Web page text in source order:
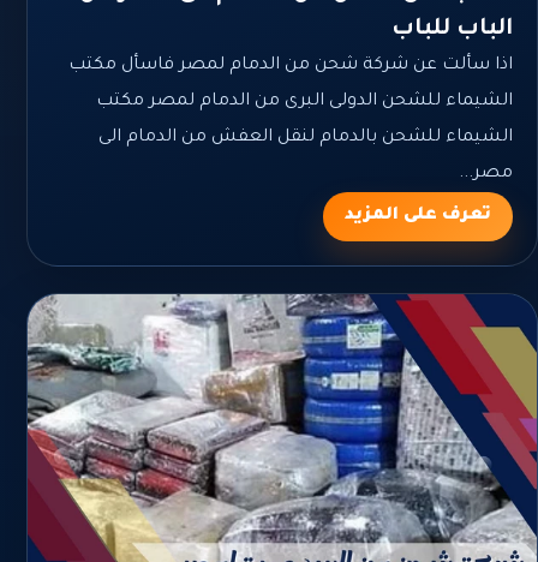
الباب للباب
اذا سألت عن شركة شحن من الدمام لمصر فاسأل مكتب
الشيماء للشحن الدولى البرى من الدمام لمصر مكتب
الشيماء للشحن بالدمام لنقل العفش من الدمام الى
مصر...
تعرف على المزيد